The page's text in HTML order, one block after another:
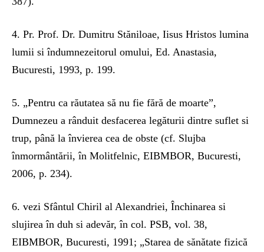
4. Pr. Prof. Dr. Dumitru Stăniloae, Iisus Hristos lumina
lumii si îndumnezeitorul omului, Ed. Anastasia,
Bucuresti, 1993, p. 199.
5. „Pentru ca răutatea să nu fie fără de moarte”,
Dumnezeu a rânduit desfacerea legăturii dintre suflet si
trup, până la învierea cea de obste (cf. Slujba
înmormântării, în Molitfelnic, EIBMBOR, Bucuresti,
2006, p. 234).
6. vezi Sfântul Chiril al Alexandriei, Închinarea si
slujirea în duh si adevăr, în col. PSB, vol. 38,
EIBMBOR, Bucuresti, 1991; „Starea de sănătate fizică